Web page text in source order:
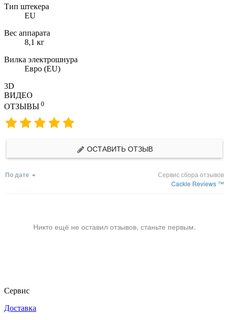
Тип штекера
EU
Вес аппарата
8,1 кг
Вилка электрошнура
Евро (EU)
3D
ВИДЕО
ОТЗЫВЫ 0
ОСТАВИТЬ ОТЗЫВ
По дате
Сервис сбора отзывов
Cackle Reviews ™
Никто ещё не оставил отзывов, станьте первым.
Сервис
Доставка